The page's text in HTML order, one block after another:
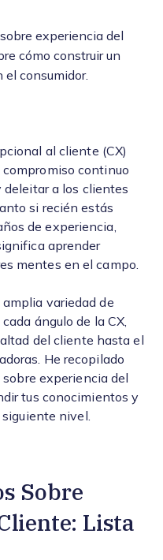
experiencia del
cómo construir un
consumidor.
al cliente (CX)
continuo
deleitar a los clientes
si recién estás
de experiencia,
aprender
mentes en el campo.
variedad de
ángulo de la CX,
del cliente hasta el
He recopilado
experiencia del
tus conocimientos y
nivel.
Sobre
Lista